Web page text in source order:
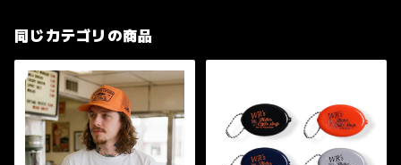
同じカテゴリの商品